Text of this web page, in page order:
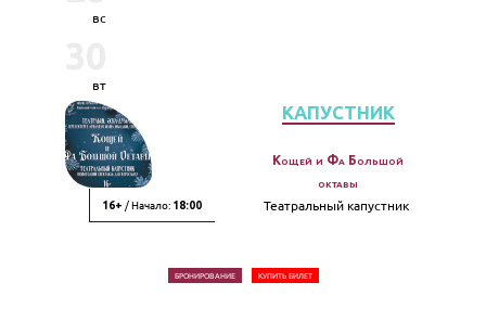
вс
вт
16+ / Начало: 18:00
КАПУСТНИК
Кощей и Фа Большой
октавы
Театральный капустник
БРОНИРОВАНИЕ КУПИТЬ БИЛЕТ